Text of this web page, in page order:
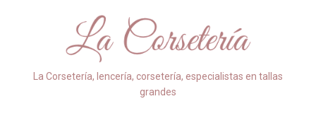
La Corsetería, lencería, corsetería, especialistas en tallas
grandes